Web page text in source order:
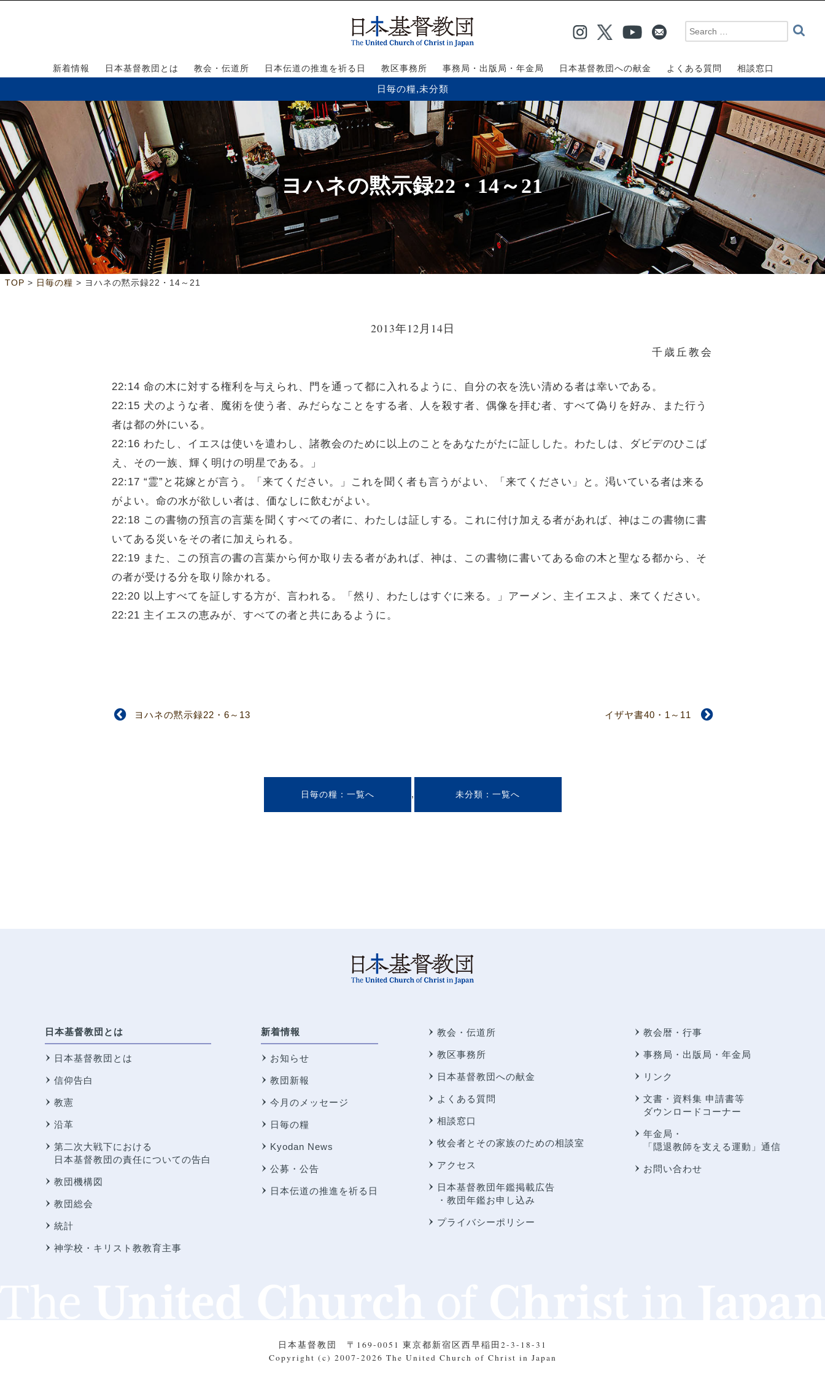
新着情報 日本基督教団とは 教会・伝道所 日本伝道の推進を祈る日 教区事務所 事務局・出版局・年金局 日本基督教団への献金 よくある質問 相談窓口
日毎の糧,未分類
ヨハネの黙示録22・14～21
TOP > 日毎の糧 > ヨハネの黙示録22・14～21
2013年12月14日
千歳丘教会
22:14 命の木に対する権利を与えられ、門を通って都に入れるように、自分の衣を洗い清める者は幸いである。
22:15 犬のような者、魔術を使う者、みだらなことをする者、人を殺す者、偶像を拝む者、すべて偽りを好み、また行う
者は都の外にいる。
22:16 わたし、イエスは使いを遣わし、諸教会のために以上のことをあなたがたに証しした。わたしは、ダビデのひこば
え、その一族、輝く明けの明星である。」
22:17 “霊”と花嫁とが言う。「来てください。」これを聞く者も言うがよい、「来てください」と。渇いている者は来る
がよい。命の水が欲しい者は、価なしに飲むがよい。
22:18 この書物の預言の言葉を聞くすべての者に、わたしは証しする。これに付け加える者があれば、神はこの書物に書
いてある災いをその者に加えられる。
22:19 また、この預言の書の言葉から何か取り去る者があれば、神は、この書物に書いてある命の木と聖なる都から、そ
の者が受ける分を取り除かれる。
22:20 以上すべてを証しする方が、言われる。「然り、わたしはすぐに来る。」アーメン、主イエスよ、来てください。
22:21 主イエスの恵みが、すべての者と共にあるように。
ヨハネの黙示録22・6～13 イザヤ書40・1～11
日毎の糧 , 未分類
日本基督教団とは
日本基督教団とは
信仰告白
教憲
沿革
第二次大戦下における
日本基督教団の責任についての告白
教団機構図
教団総会
統計
神学校・キリスト教教育主事
新着情報
お知らせ
教団新報
今月のメッセージ
日毎の糧
Kyodan News
公募・公告
日本伝道の推進を祈る日
教会・伝道所
教区事務所
日本基督教団への献金
よくある質問
相談窓口
牧会者とその家族のための相談室
アクセス
日本基督教団年鑑掲載広告
・教団年鑑お申し込み
プライバシーポリシー
教会暦・行事
事務局・出版局・年金局
リンク
文書・資料集 申請書等
ダウンロードコーナー
年金局・
「隠退教師を支える運動」通信
お問い合わせ
日本基督教団 〒169-0051 東京都新宿区西早稲田2-3-18-31
Copyright (c) 2007-2026 The United Church of Christ in Japan